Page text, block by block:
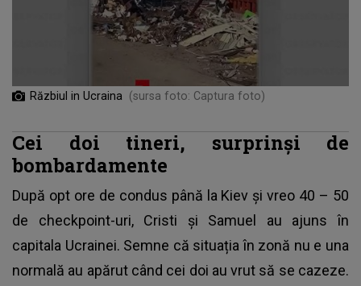
Răzbiul in Ucraina (sursa foto: Captura foto)
Cei doi tineri, surprinşi de
bombardamente
După opt ore de condus până la Kiev și vreo 40 – 50
de checkpoint-uri, Cristi și Samuel au ajuns în
capitala Ucrainei. Semne că situația în zonă nu e una
normală au apărut când cei doi au vrut să se cazeze.